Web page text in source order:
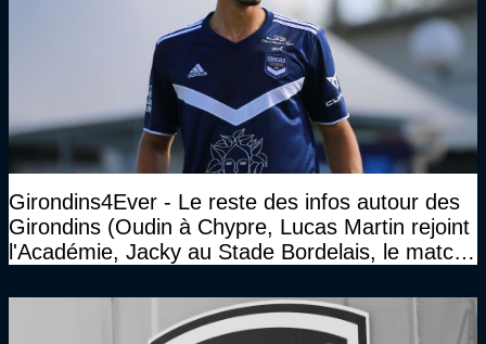
Girondins4Ever - Le reste des infos autour des
Girondins (Oudin à Chypre, Lucas Martin rejoint
l'Académie, Jacky au Stade Bordelais, le match